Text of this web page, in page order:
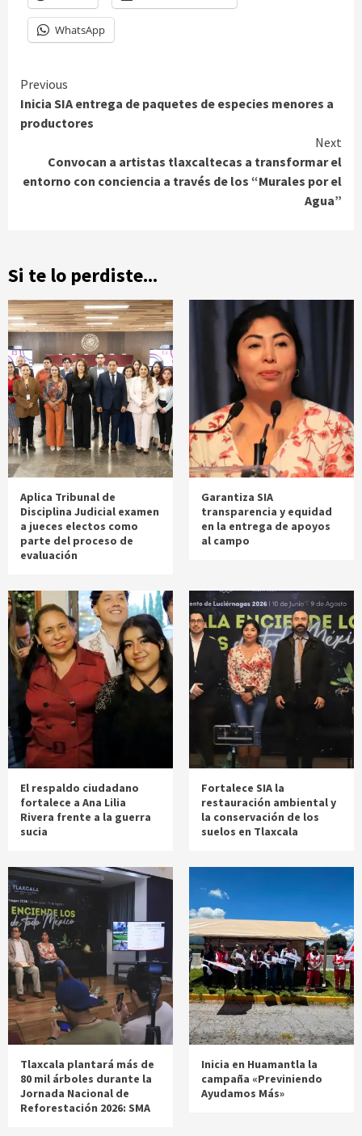
WhatsApp
Continue
Reading
Previous
Inicia SIA entrega de paquetes de especies menores a
productores
Next
Convocan a artistas tlaxcaltecas a transformar el
entorno con conciencia a través de los “Murales por el
Agua”
Si te lo perdiste...
Aplica Tribunal de
Disciplina Judicial examen
a jueces electos como
parte del proceso de
evaluación
Garantiza SIA
transparencia y equidad
en la entrega de apoyos
al campo
El respaldo ciudadano
fortalece a Ana Lilia
Rivera frente a la guerra
sucia
Fortalece SIA la
restauración ambiental y
la conservación de los
suelos en Tlaxcala
Tlaxcala plantará más de
80 mil árboles durante la
Jornada Nacional de
Reforestación 2026: SMA
Inicia en Huamantla la
campaña «Previniendo
Ayudamos Más»